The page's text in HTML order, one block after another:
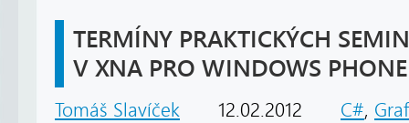
TERMÍNY PRAKTICKÝCH
V XNA PRO WINDOWS PHONE
Tomáš Slavíček 12.02.2012 C#,